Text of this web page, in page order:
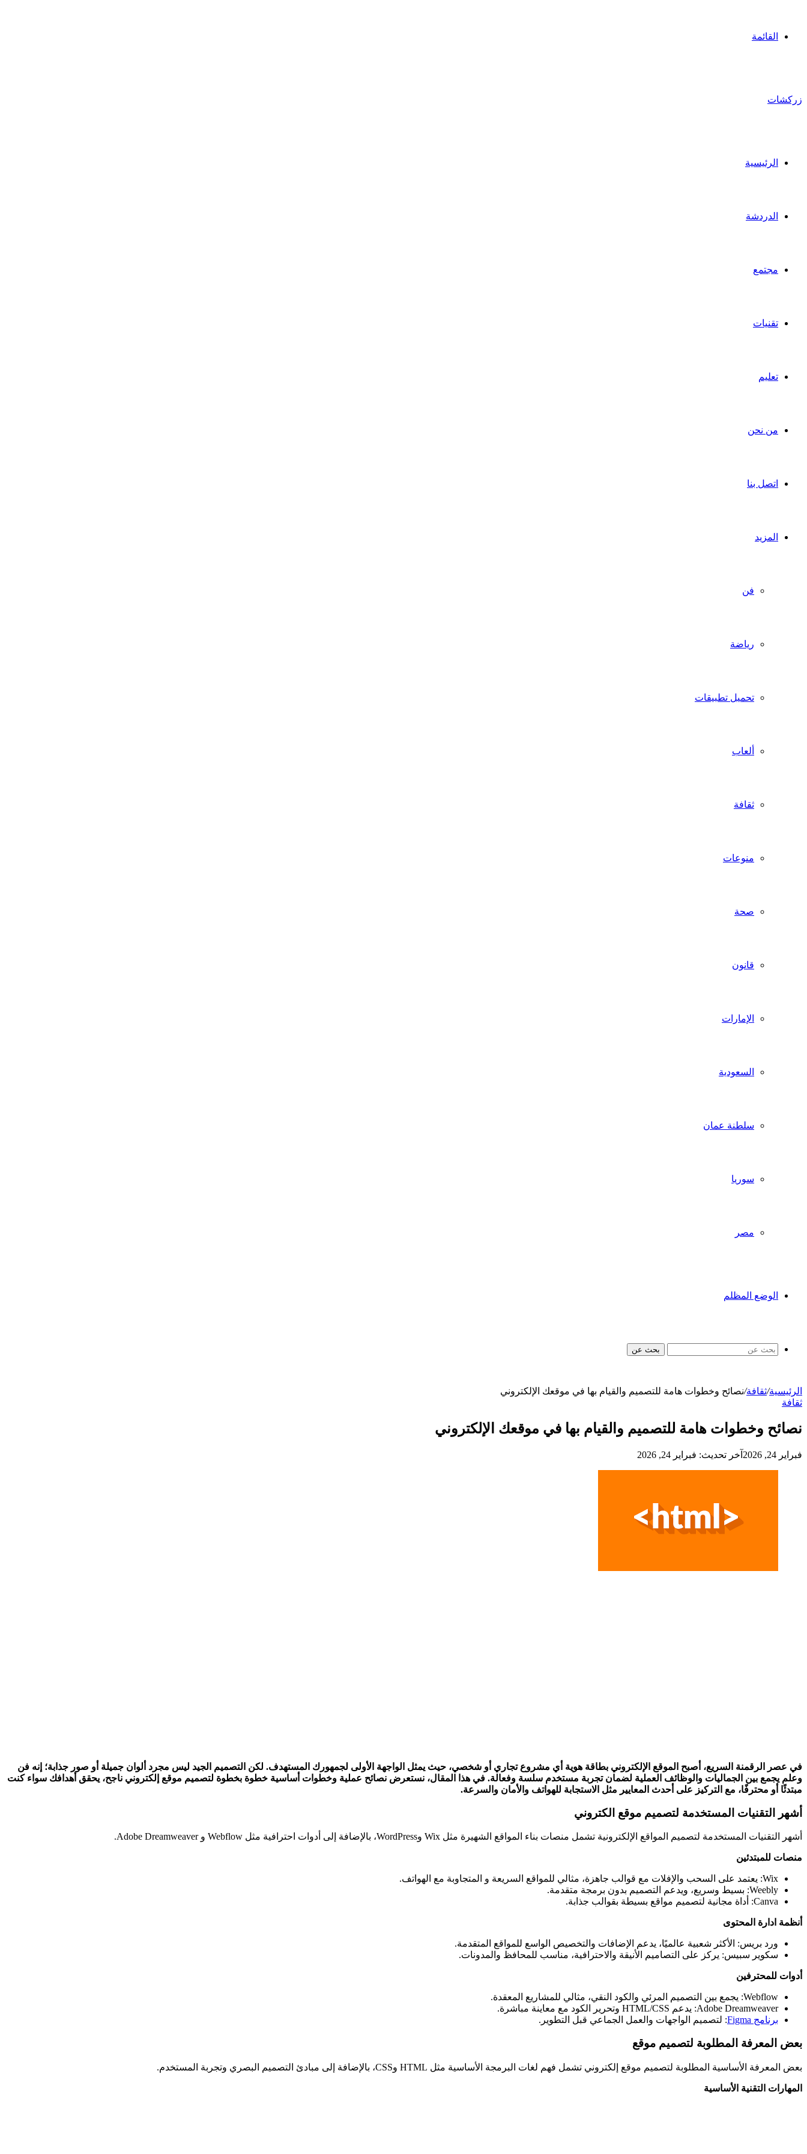
القائمة
زركشات
الرئيسية
الدردشة
مجتمع
تقنيات
تعليم
من نحن
اتصل بنا
المزيد
فن
رياضة
تحميل تطبيقات
ألعاب
ثقافة
منوعات
صحة
قانون
الإمارات
السعودية
سلطنة عمان
سوريا
مصر
الوضع المظلم
بحث عن
الرئيسية/ثقافة/نصائح وخطوات هامة للتصميم والقيام بها في موقعك الإلكتروني
ثقافة
نصائح وخطوات هامة للتصميم والقيام بها في موقعك الإلكتروني
فبراير 24, 2026 آخر تحديث: فبراير 24, 2026
في عصر الرقمنة السريع، أصبح الموقع الإلكتروني بطاقة هوية أي مشروع تجاري أو شخصي، حيث يمثل الواجهة الأولى لجمهورك المستهدف. لكن التصميم الجيد ليس مجرد ألوان جميلة أو صور جذابة؛ إنه فن
وعلم يجمع بين الجماليات والوظائف العملية لضمان تجربة مستخدم سلسة وفعالة. في هذا المقال، نستعرض نصائح عملية وخطوات أساسية خطوة بخطوة لتصميم موقع إلكتروني ناجح، يحقق أهدافك سواء كنت
مبتدئًا أو محترفًا، مع التركيز على أحدث المعايير مثل الاستجابة للهواتف والأمان والسرعة.
أشهر التقنيات المستخدمة لتصميم موقع الكتروني
أشهر التقنيات المستخدمة لتصميم المواقع الإلكترونية تشمل منصات بناء المواقع الشهيرة مثل Wix وWordPress، بالإضافة إلى أدوات احترافية مثل Webflow و Adobe Dreamweaver.
منصات للمبتدئين
Wix: يعتمد على السحب والإفلات مع قوالب جاهزة، مثالي للمواقع السريعة و المتجاوبة مع الهواتف.
Weebly: بسيط وسريع، ويدعم التصميم بدون برمجة متقدمة.
Canva: أداة مجانية لتصميم مواقع بسيطة بقوالب جذابة.
أنظمة ادارة المحتوى
ورد بريس: الأكثر شعبية عالميًا، يدعم الإضافات والتخصيص الواسع للمواقع المتقدمة.
سكوير سبيس: يركز على التصاميم الأنيقة والاحترافية، مناسب للمحافظ والمدونات.​
أدوات للمحترفين
Webflow: يجمع بين التصميم المرئي والكود النقي، مثالي للمشاريع المعقدة.​
Adobe Dreamweaver: يدعم HTML/CSS وتحرير الكود مع معاينة مباشرة.
برنامج Figma
: لتصميم الواجهات والعمل الجماعي قبل التطوير.​
بعض المعرفة المطلوبة لتصميم موقع
بعض المعرفة الأساسية المطلوبة لتصميم موقع إلكتروني تشمل فهم لغات البرمجة الأساسية مثل HTML وCSS، بالإضافة إلى مبادئ التصميم البصري وتجربة المستخدم.
المهارات التقنية الأساسية